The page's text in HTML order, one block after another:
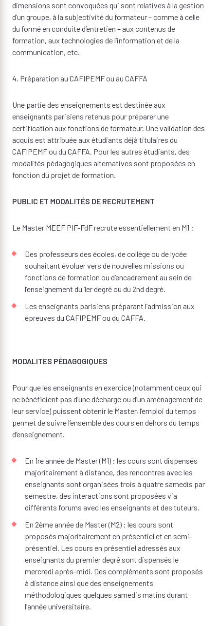
dimensions sont convoquées qui sont relatives à la gestion
d’un groupe, à la subjectivité du formateur – comme à celle
du formé en conduite d’entretien – aux contenus de
formation, aux technologies de l’information et de la
communication, etc.
4. Préparation au CAFIPEMF ou au CAFFA
Une partie des enseignements est destinée aux
enseignants parisiens retenus pour préparer une
certification aux fonctions de formateur. Une validation des
acquis est attribuée aux étudiants déjà titulaires du
CAFIPEMF ou du CAFFA. Pour les autres étudiants, des
modalités pédagogiques alternatives sont proposées en
fonction du projet de formation.
PUBLIC ET MODALITÉS DE RECRUTEMENT
Le Master MEEF PIF-FdF recrute essentiellement en M1 :
Des professeurs des écoles, de collège ou de lycée
souhaitant évoluer vers de nouvelles missions ou
fonctions de formation ou d’encadrement au sein de
l’enseignement du 1er degré ou du 2nd degré.
Les enseignants parisiens préparant l’admission aux
épreuves du CAFIPEMF ou du CAFFA.
MODALITES PÉDAGOGIQUES
Pour que les enseignants en exercice (notamment ceux qui
ne bénéficient pas d’une décharge ou d’un aménagement de
leur service) puissent obtenir le Master, l’emploi du temps
permet de suivre l’ensemble des cours en dehors du temps
d’enseignement.
En 1re année de Master (M1) : les cours sont dispensés
majoritairement à distance, des rencontres avec les
enseignants sont organisées trois à quatre samedis par
semestre, des interactions sont proposées via
différents forums avec les enseignants et des tuteurs.
En 2ème année de Master (M2) : les cours sont
proposés majoritairement en présentiel et en semi-
présentiel. Les cours en présentiel adressés aux
enseignants du premier degré sont dispensés le
mercredi après-midi. Des compléments sont proposés
à distance ainsi que des enseignements
méthodologiques quelques samedis matins durant
l’année universitaire.